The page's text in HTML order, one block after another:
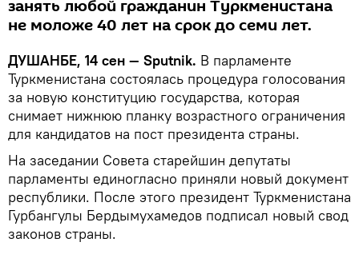
занять любой гражданин Туркменистана
не моложе 40 лет на срок до семи лет.
ДУШАНБЕ, 14 сен — Sputnik. В парламенте
Туркменистана состоялась процедура голосования
за новую конституцию государства, которая
снимает нижнюю планку возрастного ограничения
для кандидатов на пост президента страны.
На заседании Совета старейшин депутаты
парламенты единогласно приняли новый документ
республики. После этого президент Туркменистана
Гурбангулы Бердымухамедов подписал новый свод
законов страны.